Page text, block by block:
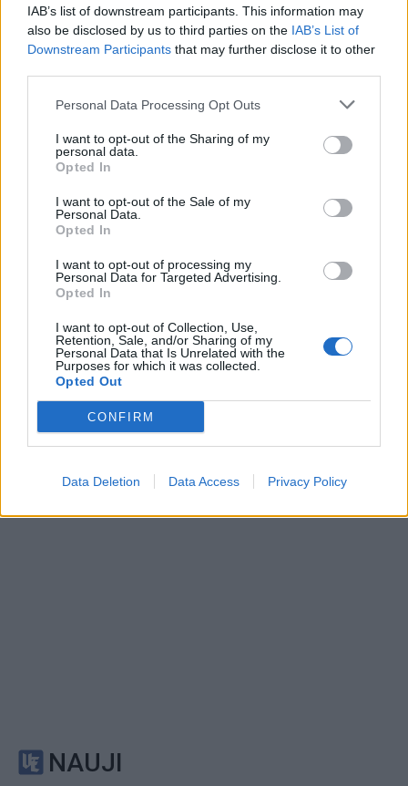
IAB’s list of downstream participants. This information may
also be disclosed by us to third parties on the IAB’s List of
Downstream Participants that may further disclose it to other
Personal Data Processing Opt Outs
I want to opt-out of the Sharing of my
personal data.
Opted In
I want to opt-out of the Sale of my
Personal Data.
Opted In
I want to opt-out of processing my
Personal Data for Targeted Advertising.
Opted In
I want to opt-out of Collection, Use,
Retention, Sale, and/or Sharing of my
Personal Data that Is Unrelated with the
Purposes for which it was collected.
Opted Out
CONFIRM
Data Deletion Data Access Privacy Policy
Kriminalai
Niekšui panižo rankos:
sumušė sugyventinę, o
vėliau ir jos nepilnametę
(2)
Kriminalai
Traukia it bites prie
ištuštino žaidimų
Kriminalai
Paramediko nužudymo
byloje į laisvę paleistas
vienas įtariamųjų(3)
Užsidegė lauko pavėsinė:
keturios šeimos
NAUJI